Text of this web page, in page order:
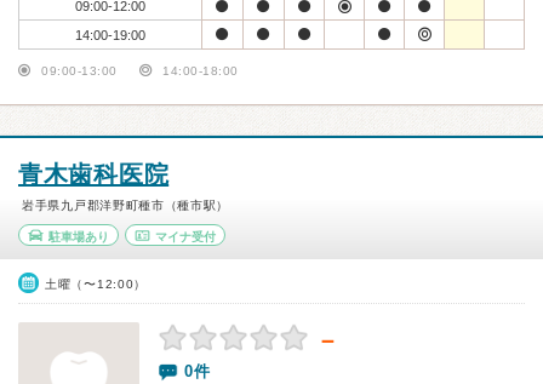
09:00-12:00
14:00-19:00
09:00-13:00 14:00-18:00
青木歯科医院
岩手県九戸郡洋野町種市（種市駅）
駐車場あり マイナ受付
土曜（〜12:00）
－
0件